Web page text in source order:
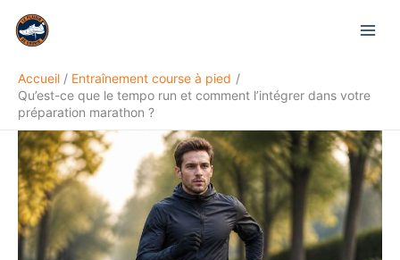
Accueil
Entraînement course à pied
Qu’est-ce que le tempo run et comment l’intégrer dans votre
préparation marathon ?
Rechercher